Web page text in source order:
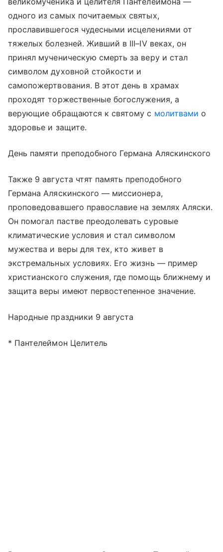
одного из самых почитаемых святых,
прославившегося чудесными исцелениями от
тяжелых болезней. Живший в III–IV веках, он
принял мученическую смерть за веру и стал
символом духовной стойкости и
самопожертвования. В этот день в храмах
проходят торжественные богослужения, а
верующие обращаются к святому с молитвами о
здоровье и защите.
День памяти преподобного Германа Аляскинского
Также 9 августа чтят память преподобного
Германа Аляскинского — миссионера,
проповедовавшего православие на землях Аляски.
Он помогал пастве преодолевать суровые
климатические условия и стал символом
мужества и веры для тех, кто живет в
экстремальных условиях. Его жизнь — пример
христианского служения, где помощь ближнему и
защита веры имеют первостепенное значение.
Народные праздники 9 августа
* Пантелеймон Целитель